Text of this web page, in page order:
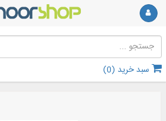
سبد خرید (0
)